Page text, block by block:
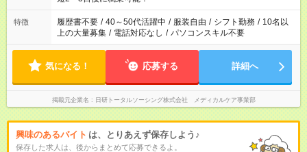
と、もう1つのお仕事の勤務時間。 合計で週40時間を超える場
合は応募できません。
特徴 履歴書不要 / 40～50代活躍中 / 服装自由 / シフト勤務 / 10名以
上の大量募集 / 電話対応なし / パソコンスキル不要
気になる！ 応募する 詳細へ
掲載元企業名 日研トータルソーシング株式会社 メディカルケア事業部
興味のあるバイト は、とりあえず保存しよう♪
保存した求人は、後からまとめて応募できるよ。